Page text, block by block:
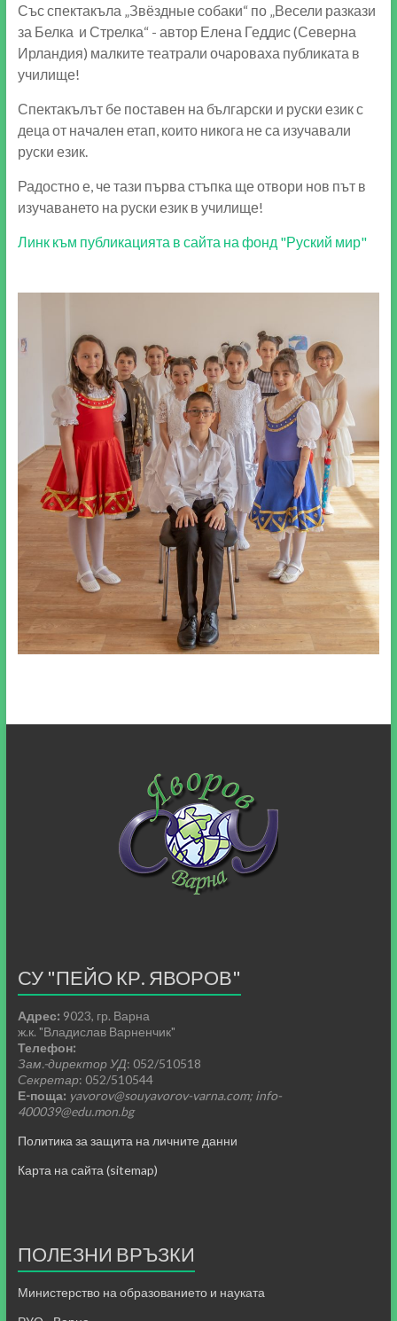
Със спектакъла „Звёздные собаки“ по „Весели разкази
за Белка и Стрелка“ - автор Елена Геддис (Северна
Ирландия) малките театрали очароваха публиката в
училище!
Спектакълът бе поставен на български и руски език с
деца от начален етап, които никога не са изучавали
руски език.
Радостно е, че тази първа стъпка ще отвори нов път в
изучаването на руски език в училище!
Линк към публикацията в сайта на фонд "Руский мир"
СУ "ПЕЙО КР. ЯВОРОВ"
Адрес: 9023, гр. Варна
ж.к. "Владислав Варненчик"
Телефон:
Зам.-директор УД: 052/510518
Секретар: 052/510544
Е-поща: yavorov@souyavorov-varna.com; info-
400039@edu.mon.bg
Политика за защита на личните данни
Карта на сайта (sitemap)
ПОЛЕЗНИ ВРЪЗКИ
Министерство на образованието и науката